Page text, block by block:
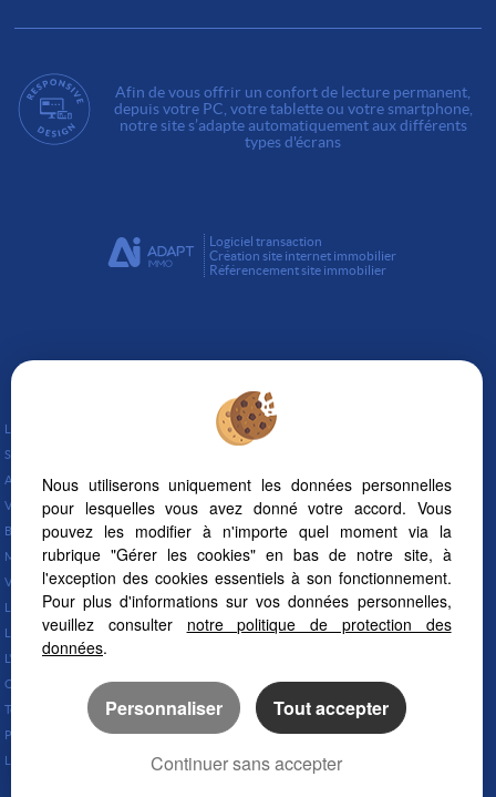
Afin de vous offrir un confort de lecture permanent,
depuis votre PC, votre tablette ou votre smartphone,
notre site s’adapte automatiquement aux différents
types d'écrans
Logiciel transaction
Création site internet immobilier
Référencement site immobilier
Lunel (34400)
Saint Just (34400)
Aujargues (30250)
Valergues (34130)
Bernis (30620)
Marsillargues (34590)
Vauvert (30600)
La Grande-motte (34280)
Lunel Viel (34400)
L'immobilier à Lunel
Quartiers de Lunel
Tout savoir sur Lunel
Prix de l’immobilier à Lunel
Lunel, entre Montpellier et Nîmes
Nous utiliserons uniquement les données personnelles
pour lesquelles vous avez donné votre accord. Vous
pouvez les modifier à n'importe quel moment via la
rubrique "Gérer les cookies" en bas de notre site, à
l'exception des cookies essentiels à son fonctionnement.
Pour plus d'informations sur vos données personnelles,
veuillez consulter notre politique de protection des
données.
Personnaliser Tout accepter
Continuer sans accepter